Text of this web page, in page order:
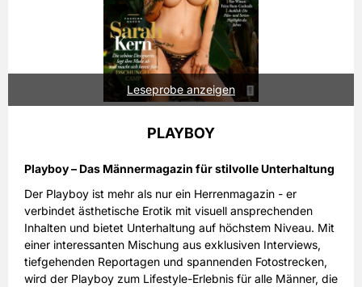
Leseprobe anzeigen
PLAYBOY
Playboy – Das Männermagazin für stilvolle Unterhaltung
Der Playboy ist mehr als nur ein Herrenmagazin - er
verbindet ästhetische Erotik mit visuell ansprechenden
Inhalten und bietet Unterhaltung auf höchstem Niveau. Mit
einer interessanten Mischung aus exklusiven Interviews,
tiefgehenden Reportagen und spannenden Fotostrecken,
wird der Playboy zum Lifestyle-Erlebnis für alle Männer, die